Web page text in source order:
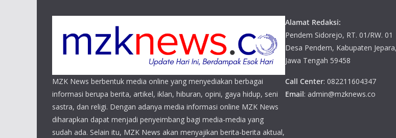
MZK News berbentuk media online yang menyediakan berbagai
informasi berupa berita, artikel, iklan, hiburan, opini, gaya hidup, seni
sastra, dan religi. Dengan adanya media informasi online MZK News
diharapkan dapat menjadi penyeimbang bagi media-media yang
sudah ada. Selain itu, MZK News akan menyajikan berita-berita aktual,
Alamat Redaksi:
Pendem Sidorejo, RT. 01/RW. 01
Desa Pendem, Kabupaten Jepara,
Jawa Tengah 59458
Call Center: 082211604347
Email: admin@mzknews.co